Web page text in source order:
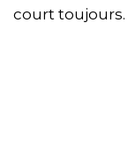
court toujours.